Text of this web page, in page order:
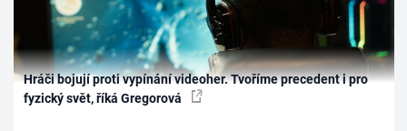
Hráči bojují proti vypínání videoher. Tvoříme precedent i pro
fyzický svět, říká Gregorová